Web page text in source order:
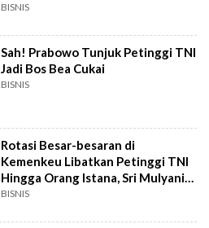
BISNIS
Sah! Prabowo Tunjuk Petinggi TNI
Jadi Bos Bea Cukai
BISNIS
Rotasi Besar-besaran di
Kemenkeu Libatkan Petinggi TNI
Hingga Orang Istana, Sri Mulyani
Bungkam
BISNIS